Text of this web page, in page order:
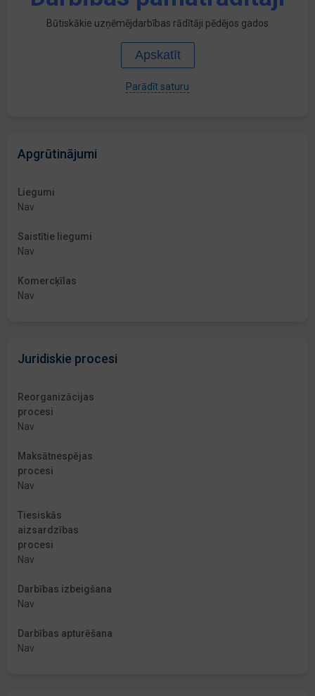
Būtiskākie uzņēmējdarbības rādītāji pēdējos gados
Apskatīt
Parādīt saturu
Apgrūtinājumi
Liegumi
Nav
Saistītie liegumi
Nav
Komercķīlas
Nav
Juridiskie procesi
Reorganizācijas
procesi
Nav
Maksātnespējas
procesi
Nav
Tiesiskās
aizsardzības
procesi
Nav
Darbības izbeigšana
Nav
Darbības apturēšana
Nav